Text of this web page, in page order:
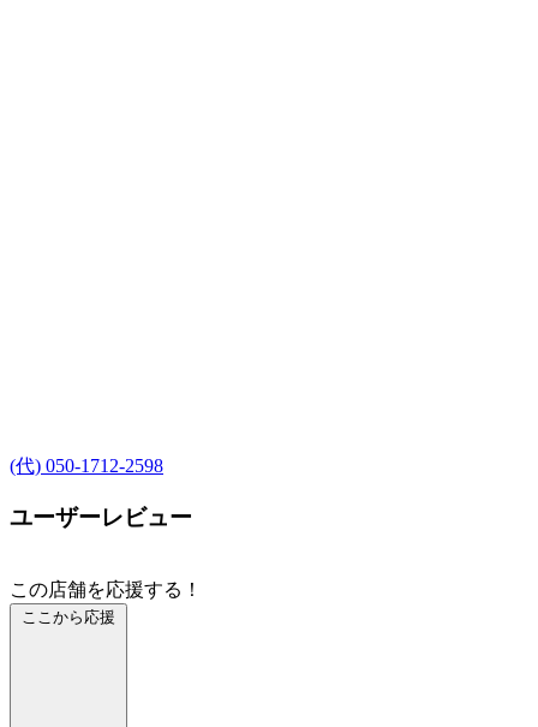
(代) 050-1712-2598
ユーザーレビュー
この店舗を応援する！
ここから応援